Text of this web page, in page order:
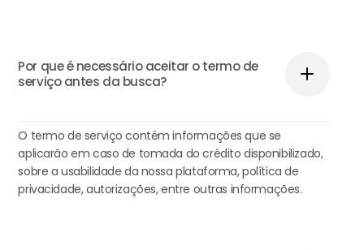
Por que é necessário aceitar o termo de
serviço antes da busca?
O termo de serviço contém informações que se
aplicarão em caso de tomada do crédito disponibilizado,
sobre a usabilidade da nossa plataforma, política de
privacidade, autorizações, entre outras informações.